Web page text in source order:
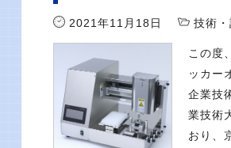
2021年11月18日 技術
この度
ッカー
企業技
業技術
おり、